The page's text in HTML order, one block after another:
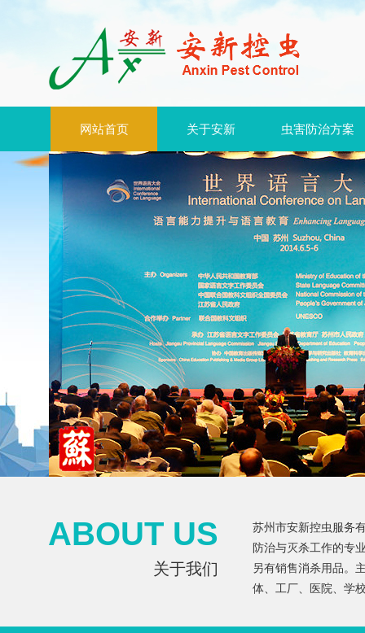
网站首页 关于安新 虫害防治方案
ABOUT US
关于我们
苏州市安新控虫服务
防治与灭杀工作的专
另有销售消杀用品。
体、工厂、医院、学